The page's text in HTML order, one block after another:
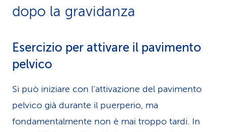
dopo la gravidanza
Esercizio per attivare il pavimento
pelvico
Si può iniziare con l’attivazione del pavimento
pelvico già durante il puerperio, ma
fondamentalmente non è mai troppo tardi. In